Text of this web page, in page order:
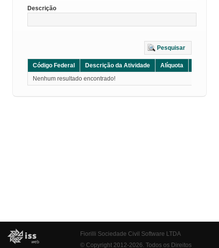
Descrição
Pesquisar
Código Federal Descrição da Atividade Alíquota
Nenhum resultado encontrado!
Fiorilli Sociedade Civil Software LTDA
© Copyright 2012-2026. Todos os Direitos